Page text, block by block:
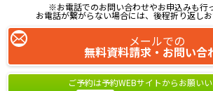
※お電話でのお問い合わせやお申込みも行
お電話が繋がらない場合には、後程折り返しお
メールでの
無料資料請求・お問い合
ご予約は予約WEBサイトからお願い